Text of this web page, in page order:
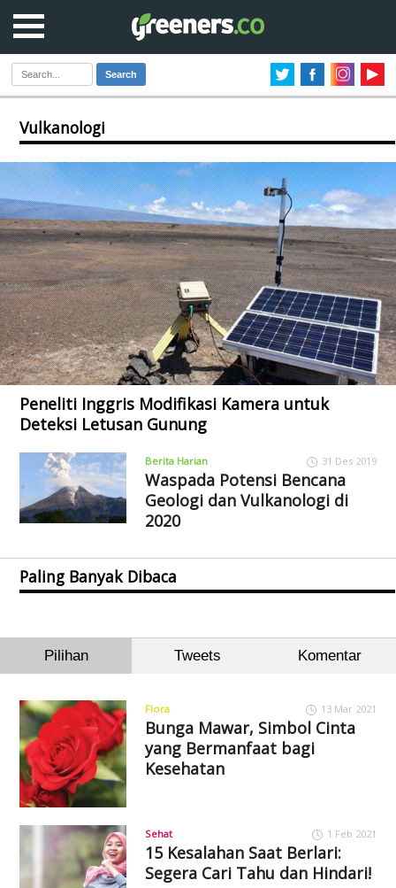
Search
Vulkanologi
Peneliti Inggris Modifikasi Kamera untuk
Deteksi Letusan Gunung
Berita Harian 31 Des 2019
Waspada Potensi Bencana
Geologi dan Vulkanologi di
2020
Paling Banyak Dibaca
Pilihan Tweets Komentar
Flora 13 Mar 2021
Bunga Mawar, Simbol Cinta
yang Bermanfaat bagi
Kesehatan
Sehat 1 Feb 2021
15 Kesalahan Saat Berlari:
Segera Cari Tahu dan Hindari!